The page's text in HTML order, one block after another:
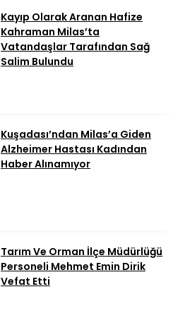
Kayıp Olarak Aranan Hafize
Kahraman Milas’ta
Vatandaşlar Tarafından Sağ
Salim Bulundu
Kuşadası’ndan Milas’a Giden
Alzheimer Hastası Kadından
Haber Alınamıyor
Tarım Ve Orman İlçe Müdürlüğü
Personeli Mehmet Emin Dirik
Vefat Etti